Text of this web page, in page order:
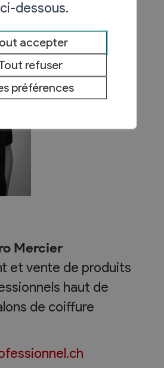
Mercier
et vente de produits
haut de
de coiffure
dessous.
accepter
refuser
préférences